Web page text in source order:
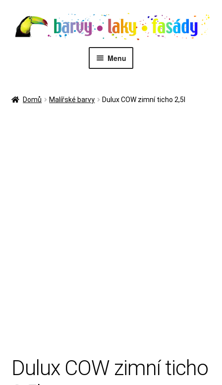
Přeskočit
na
Přejít
Menu
Domů Malířské barvy Dulux COW zimní ticho 2,5l
Dulux COW zimní ticho